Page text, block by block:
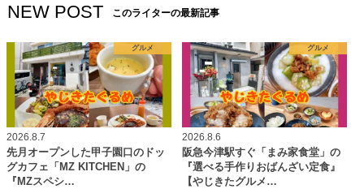
NEW POST このライターの最新記事
グルメ
2026.8.7
先月オープンした甲子園口のドッ
グカフェ「MZ KITCHEN」の
『MZスペシ…
グルメ
2026.8.6
阪急今津駅すぐ「まみ家食堂」の
『選べる手作りおばんざい定食』
【やじきたグルメ…